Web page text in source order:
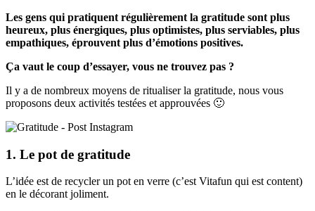
Les gens qui pratiquent régulièrement la gratitude sont plus
heureux, plus énergiques, plus optimistes, plus serviables, plus
empathiques, éprouvent plus d’émotions positives.
Ça vaut le coup d’essayer, vous ne trouvez pas ?
Il y a de nombreux moyens de ritualiser la gratitude, nous vous
proposons deux activités testées et approuvées 🙂
1. Le pot de gratitude
L’idée est de recycler un pot en verre (c’est Vitafun qui est content)
en le décorant joliment.